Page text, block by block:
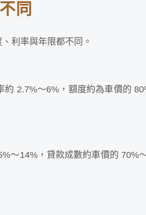
同
利率與年限都不同。
2.7%～6%，額度約為車價的
～14%，貸款成數約車價的